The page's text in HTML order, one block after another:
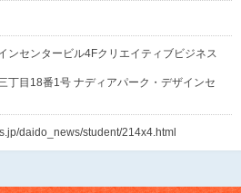
ンセンタービル4Fクリエイティブビジネス
丁目18番1号 ナディアパーク・デザインセ
daido_news/student/214x4.html